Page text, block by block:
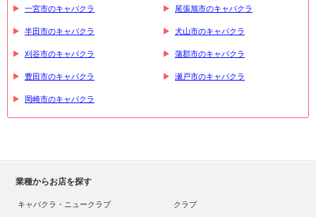
一宮市のキャバクラ 尾張旭市のキャバクラ
半田市のキャバクラ 犬山市のキャバクラ
刈谷市のキャバクラ 蒲郡市のキャバクラ
豊田市のキャバクラ 瀬戸市のキャバクラ
岡崎市のキャバクラ
業種からお店を探す
キャバクラ・ニュークラブ
クラブ